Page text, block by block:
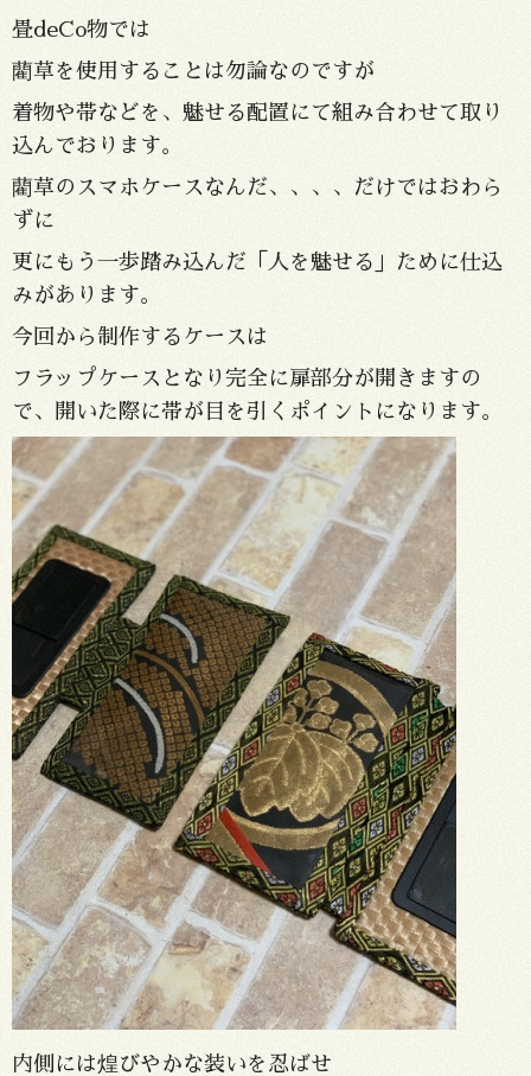
畳deCo物では
藺草を使用することは勿論なのですが
着物や帯などを、魅せる配置にて組み合わせて取り
込んでおります。
藺草のスマホケースなんだ、、、、だけではおわら
ずに
更にもう一歩踏み込んだ「人を魅せる」ために仕込
みがあります。
今回から制作するケースは
フラップケースとなり完全に扉部分が開きますの
で、開いた際に帯が目を引くポイントになります。
内側には煌びやかな装いを忍ばせ